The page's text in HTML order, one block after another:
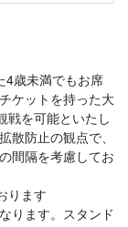
4歳未満でもお席
ケットを持った大
戦を可能といたし
散防止の観点で、
間隔を考慮してお
ります
ります。スタンド